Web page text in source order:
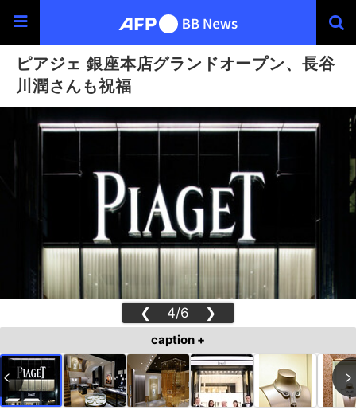
ピアジェ 銀座本店グランドオープン、長谷
川潤さんも祝福
❮ 4/6 ❯
caption +